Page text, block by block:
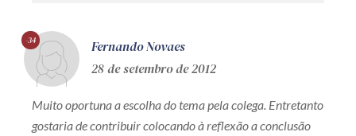
-34
Fernando Novaes
28 de setembro de 2012
Muito oportuna a escolha do tema pela colega. Entretanto
gostaria de contribuir colocando à reflexão a conclusão